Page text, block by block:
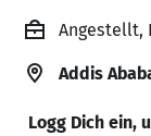
Angestellt,
Addis
Logg Dich ein,